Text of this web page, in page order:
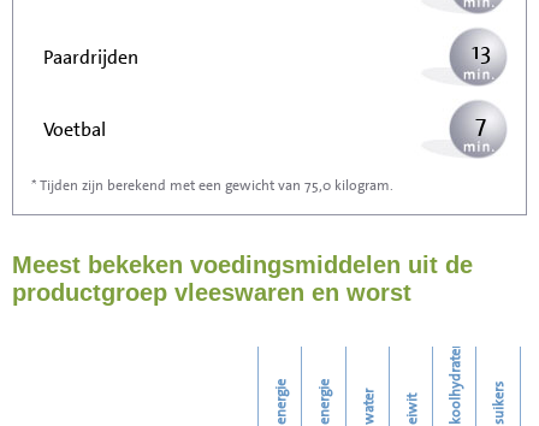
Paardrijden 13
Voetbal 7
Stofzuigen
Strijken 23
26
* Tijden zijn berekend met een gewicht van 75,0 kilogram.
Meest bekeken voedingsmiddelen uit de
productgroep vleeswaren en worst
energie energie water eiwit koolhydraten suikers